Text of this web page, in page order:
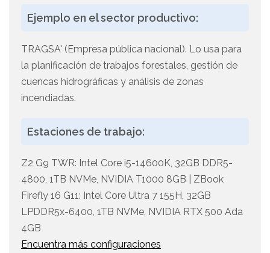
Ejemplo en el sector productivo:
TRAGSA' (Empresa pública nacional). Lo usa para
la planificación de trabajos forestales, gestión de
cuencas hidrográficas y análisis de zonas
incendiadas.
Estaciones de trabajo:
Z2 G9 TWR: Intel Core i5-14600K, 32GB DDR5-
4800, 1TB NVMe, NVIDIA T1000 8GB | ZBook
Firefly 16 G11: Intel Core Ultra 7 155H, 32GB
LPDDR5x-6400, 1TB NVMe, NVIDIA RTX 500 Ada
4GB
Encuentra más configuraciones